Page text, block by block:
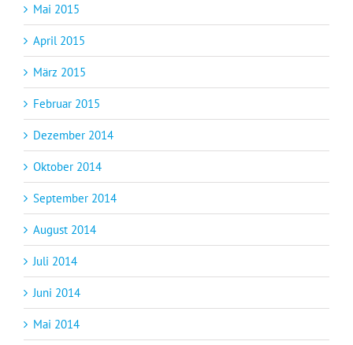
Mai 2015
April 2015
März 2015
Februar 2015
Dezember 2014
Oktober 2014
September 2014
August 2014
Juli 2014
Juni 2014
Mai 2014